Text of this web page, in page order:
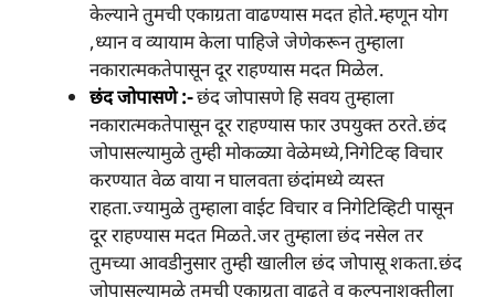
केल्याने तुमची एकाग्रता वाढण्यास मदत होते.म्हणून योग
,ध्यान व व्यायाम केला पाहिजे जेणेकरून तुम्हाला
नकारात्मकतेपासून दूर राहण्यास मदत मिळेल.
छंद जोपासणे :-छंद जोपासणे हि सवय तुम्हाला
नकारात्मकतेपासून दूर राहण्यास फार उपयुक्त ठरते.छंद
जोपासल्यामुळे तुम्ही मोकळ्या वेळेमध्ये,निगेटिव्ह विचार
करण्यात वेळ वाया न घालवता छंदांमध्ये व्यस्त
राहता.ज्यामुळे तुम्हाला वाईट विचार व निगेटिव्हिटी पासून
दूर राहण्यास मदत मिळते.जर तुम्हाला छंद नसेल तर
तुमच्या आवडीनुसार तुम्ही खालील छंद जोपासू शकता.छंद
जोपासल्यामुळे तुमची एकाग्रता वाढते व कल्पनाशक्तीला